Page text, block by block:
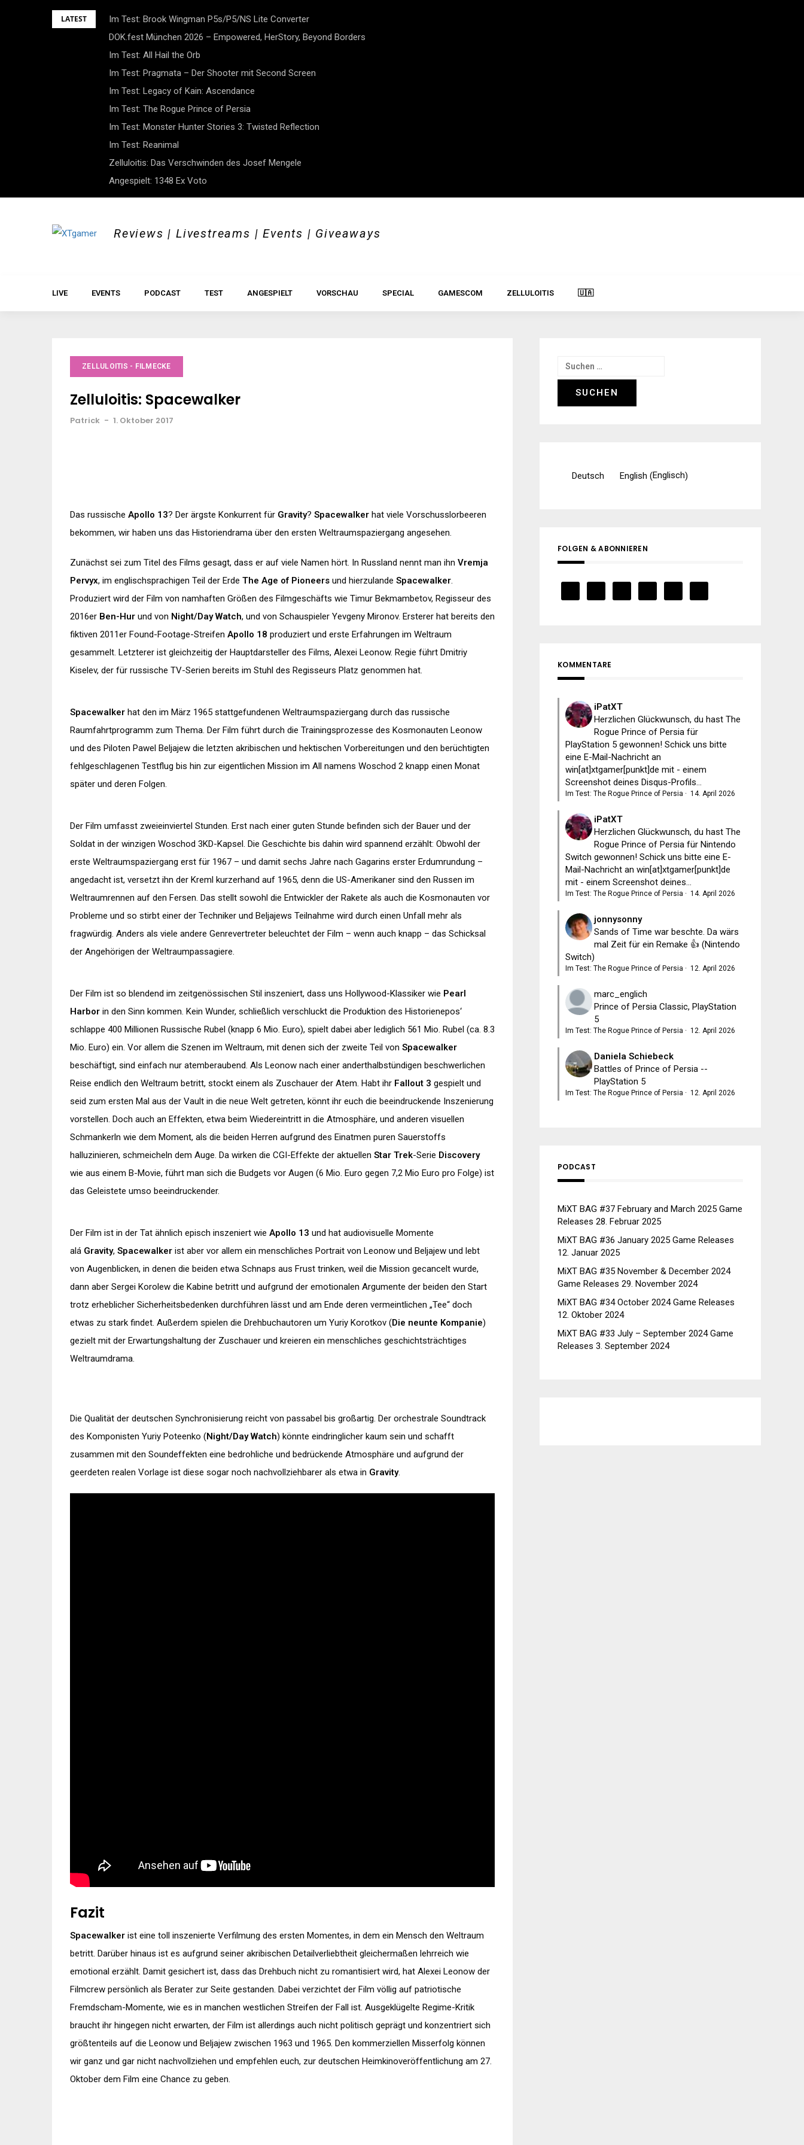
LATEST
Im Test: Brook Wingman P5s/P5/NS Lite Converter
DOK.fest München 2026 – Empowered, HerStory, Beyond Borders
Im Test: All Hail the Orb
Im Test: Pragmata – Der Shooter mit Second Screen
Im Test: Legacy of Kain: Ascendance
Im Test: The Rogue Prince of Persia
Im Test: Monster Hunter Stories 3: Twisted Reflection
Im Test: Reanimal
Zelluloitis: Das Verschwinden des Josef Mengele
Angespielt: 1348 Ex Voto
Reviews | Livestreams | Events | Giveaways
LIVE EVENTS PODCAST TEST ANGESPIELT VORSCHAU SPECIAL GAMESCOM ZELLULOITIS 🇺🇦
ZELLULOITIS - FILMECKE
Zelluloitis: Spacewalker
Patrick - 1. Oktober 2017
Das russische Apollo 13? Der ärgste Konkurrent für Gravity? Spacewalker hat viele Vorschusslorbeeren
bekommen, wir haben uns das Historiendrama über den ersten Weltraumspaziergang angesehen.
Zunächst sei zum Titel des Films gesagt, dass er auf viele Namen hört. In Russland nennt man ihn Vremja
Pervyx, im englischsprachigen Teil der Erde The Age of Pioneers und hierzulande Spacewalker.
Produziert wird der Film von namhaften Größen des Filmgeschäfts wie Timur Bekmambetov, Regisseur des
2016er Ben-Hur und von Night/Day Watch, und von Schauspieler Yevgeny Mironov. Ersterer hat bereits den
fiktiven 2011er Found-Footage-Streifen Apollo 18 produziert und erste Erfahrungen im Weltraum
gesammelt. Letzterer ist gleichzeitig der Hauptdarsteller des Films, Alexei Leonow. Regie führt Dmitriy
Kiselev, der für russische TV-Serien bereits im Stuhl des Regisseurs Platz genommen hat.
Spacewalker hat den im März 1965 stattgefundenen Weltraumspaziergang durch das russische
Raumfahrtprogramm zum Thema. Der Film führt durch die Trainingsprozesse des Kosmonauten Leonow
und des Piloten Pawel Beljajew die letzten akribischen und hektischen Vorbereitungen und den berüchtigten
fehlgeschlagenen Testflug bis hin zur eigentlichen Mission im All namens Woschod 2 knapp einen Monat
später und deren Folgen.
Der Film umfasst zweieinviertel Stunden. Erst nach einer guten Stunde befinden sich der Bauer und der
Soldat in der winzigen Woschod 3KD-Kapsel. Die Geschichte bis dahin wird spannend erzählt: Obwohl der
erste Weltraumspaziergang erst für 1967 – und damit sechs Jahre nach Gagarins erster Erdumrundung –
angedacht ist, versetzt ihn der Kreml kurzerhand auf 1965, denn die US-Amerikaner sind den Russen im
Weltraumrennen auf den Fersen. Das stellt sowohl die Entwickler der Rakete als auch die Kosmonauten vor
Probleme und so stirbt einer der Techniker und Beljajews Teilnahme wird durch einen Unfall mehr als
fragwürdig. Anders als viele andere Genrevertreter beleuchtet der Film – wenn auch knapp – das Schicksal
der Angehörigen der Weltraumpassagiere.
Der Film ist so blendend im zeitgenössischen Stil inszeniert, dass uns Hollywood-Klassiker wie Pearl
Harbor in den Sinn kommen. Kein Wunder, schließlich verschluckt die Produktion des Historienepos‘
schlappe 400 Millionen Russische Rubel (knapp 6 Mio. Euro), spielt dabei aber lediglich 561 Mio. Rubel (ca. 8.3
Mio. Euro) ein. Vor allem die Szenen im Weltraum, mit denen sich der zweite Teil von Spacewalker
beschäftigt, sind einfach nur atemberaubend. Als Leonow nach einer anderthalbstündigen beschwerlichen
Reise endlich den Weltraum betritt, stockt einem als Zuschauer der Atem. Habt ihr Fallout 3 gespielt und
seid zum ersten Mal aus der Vault in die neue Welt getreten, könnt ihr euch die beeindruckende Inszenierung
vorstellen. Doch auch an Effekten, etwa beim Wiedereintritt in die Atmosphäre, und anderen visuellen
Schmankerln wie dem Moment, als die beiden Herren aufgrund des Einatmen puren Sauerstoffs
halluzinieren, schmeicheln dem Auge. Da wirken die CGI-Effekte der aktuellen Star Trek-Serie Discovery
wie aus einem B-Movie, führt man sich die Budgets vor Augen (6 Mio. Euro gegen 7,2 Mio Euro pro Folge) ist
das Geleistete umso beeindruckender.
Der Film ist in der Tat ähnlich episch inszeniert wie Apollo 13 und hat audiovisuelle Momente
alá Gravity, Spacewalker ist aber vor allem ein menschliches Portrait von Leonow und Beljajew und lebt
von Augenblicken, in denen die beiden etwa Schnaps aus Frust trinken, weil die Mission gecancelt wurde,
dann aber Sergei Korolew die Kabine betritt und aufgrund der emotionalen Argumente der beiden den Start
trotz erheblicher Sicherheitsbedenken durchführen lässt und am Ende deren vermeintlichen „Tee“ doch
etwas zu stark findet. Außerdem spielen die Drehbuchautoren um Yuriy Korotkov (Die neunte Kompanie)
gezielt mit der Erwartungshaltung der Zuschauer und kreieren ein menschliches geschichtsträchtiges
Weltraumdrama.
Die Qualität der deutschen Synchronisierung reicht von passabel bis großartig. Der orchestrale Soundtrack
des Komponisten Yuriy Poteenko (Night/Day Watch) könnte eindringlicher kaum sein und schafft
zusammen mit den Soundeffekten eine bedrohliche und bedrückende Atmosphäre und aufgrund der
geerdeten realen Vorlage ist diese sogar noch nachvollziehbarer als etwa in Gravity.
Fazit
Spacewalker ist eine toll inszenierte Verfilmung des ersten Momentes, in dem ein Mensch den Weltraum
betritt. Darüber hinaus ist es aufgrund seiner akribischen Detailverliebtheit gleichermaßen lehrreich wie
emotional erzählt. Damit gesichert ist, dass das Drehbuch nicht zu romantisiert wird, hat Alexei Leonow der
Filmcrew persönlich als Berater zur Seite gestanden. Dabei verzichtet der Film völlig auf patriotische
Fremdscham-Momente, wie es in manchen westlichen Streifen der Fall ist. Ausgeklügelte Regime-Kritik
braucht ihr hingegen nicht erwarten, der Film ist allerdings auch nicht politisch geprägt und konzentriert sich
größtenteils auf die Leonow und Beljajew zwischen 1963 und 1965. Den kommerziellen Misserfolg können
wir ganz und gar nicht nachvollziehen und empfehlen euch, zur deutschen Heimkinoveröffentlichung am 27.
Oktober dem Film eine Chance zu geben.
Suchen
nach:
Deutsch English (Englisch)
FOLGEN & ABONNIEREN
KOMMENTARE
iPatXT
Herzlichen Glückwunsch, du hast The
Rogue Prince of Persia für
PlayStation 5 gewonnen! Schick uns bitte
eine E-Mail-Nachricht an
win[at]xtgamer[punkt]de mit - einem
Screenshot deines Disqus-Profils...
Im Test: The Rogue Prince of Persia · 14. April 2026
iPatXT
Herzlichen Glückwunsch, du hast The
Rogue Prince of Persia für Nintendo
Switch gewonnen! Schick uns bitte eine E-
Mail-Nachricht an win[at]xtgamer[punkt]de
mit - einem Screenshot deines...
Im Test: The Rogue Prince of Persia · 14. April 2026
jonnysonny
Sands of Time war beschte. Da wärs
mal Zeit für ein Remake 👍 (Nintendo
Switch)
Im Test: The Rogue Prince of Persia · 12. April 2026
marc_englich
Prince of Persia Classic, PlayStation
5
Im Test: The Rogue Prince of Persia · 12. April 2026
Daniela Schiebeck
Battles of Prince of Persia --
PlayStation 5
Im Test: The Rogue Prince of Persia · 12. April 2026
PODCAST
MiXT BAG #37 February and March 2025 Game
Releases 28. Februar 2025
MiXT BAG #36 January 2025 Game Releases
12. Januar 2025
MiXT BAG #35 November & December 2024
Game Releases 29. November 2024
MiXT BAG #34 October 2024 Game Releases
12. Oktober 2024
MiXT BAG #33 July – September 2024 Game
Releases 3. September 2024